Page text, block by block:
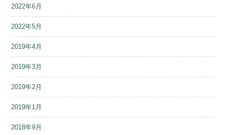
2022年6月
2022年5月
2019年4月
2019年3月
2019年2月
2019年1月
2018年9月